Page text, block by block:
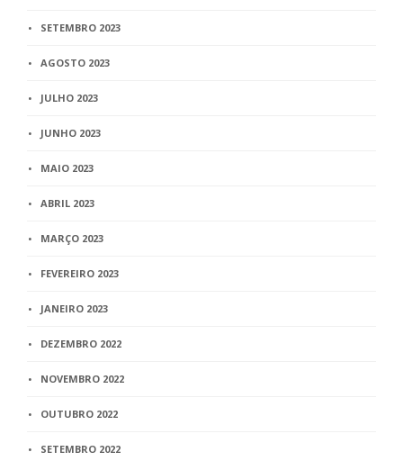
SETEMBRO 2023
AGOSTO 2023
JULHO 2023
JUNHO 2023
MAIO 2023
ABRIL 2023
MARÇO 2023
FEVEREIRO 2023
JANEIRO 2023
DEZEMBRO 2022
NOVEMBRO 2022
OUTUBRO 2022
SETEMBRO 2022